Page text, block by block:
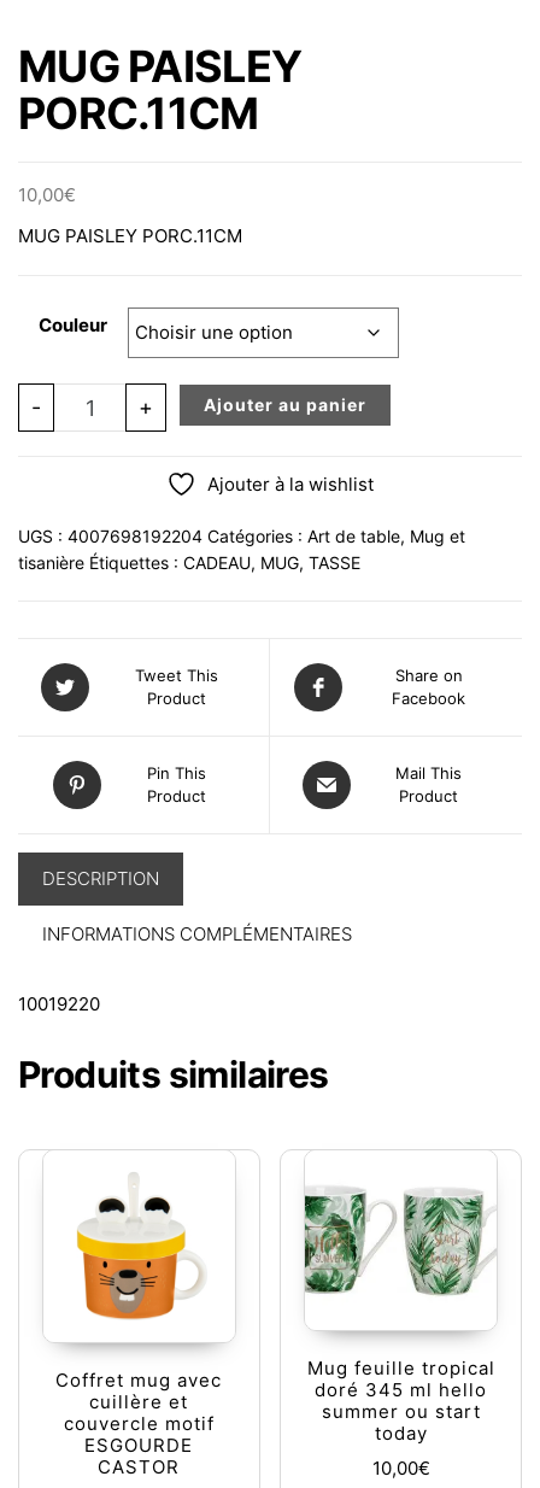
MUG PAISLEY
PORC.11CM
10,00€
MUG PAISLEY PORC.11CM
Couleur
- quantité de MUG PAISLEY PORC.11CM
+ Ajouter au panier
Ajouter à la wishlist
UGS : 4007698192204 Catégories : Art de table, Mug et
tisanière Étiquettes : CADEAU, MUG, TASSE
Tweet This
Product
Share on
Facebook
Pin This
Product
Mail This
Product
DESCRIPTION
INFORMATIONS COMPLÉMENTAIRES
10019220
Produits similaires
Coffret mug avec
cuillère et
couvercle motif
ESGOURDE
CASTOR
Mug feuille tropical
doré 345 ml hello
summer ou start
today
10,00€